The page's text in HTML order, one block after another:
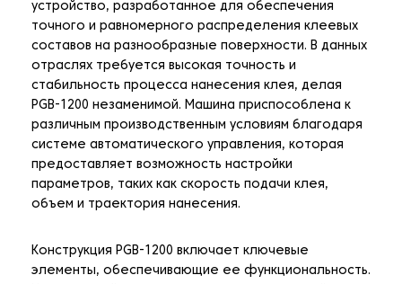
устройство, разработанное для обеспечения
точного и равномерного распределения клеевых
составов на разнообразные поверхности. В данных
отраслях требуется высокая точность и
стабильность процесса нанесения клея, делая
PGB-1200 незаменимой. Машина приспособлена к
различным производственным условиям благодаря
системе автоматического управления, которая
предоставляет возможность настройки
параметров, таких как скорость подачи клея,
объем и траектория нанесения.
Конструкция PGB-1200 включает ключевые
элементы, обеспечивающие ее функциональность.